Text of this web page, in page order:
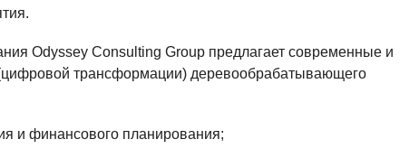
Odyssey Consulting Group предлагает современные и
трансформации) деревообрабатывающего
и финансового планирования;